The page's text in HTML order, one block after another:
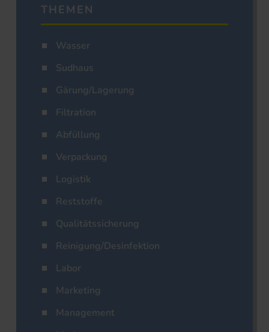
THEMEN
Wasser
Sudhaus
Gärung/Lagerung
Filtration
Abfüllung
Verpackung
Logistik
Reststoffe
Qualitätssicherung
Reinigung/Desinfektion
Labor
Marketing
Management